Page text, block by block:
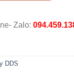
Zalo:
DDS